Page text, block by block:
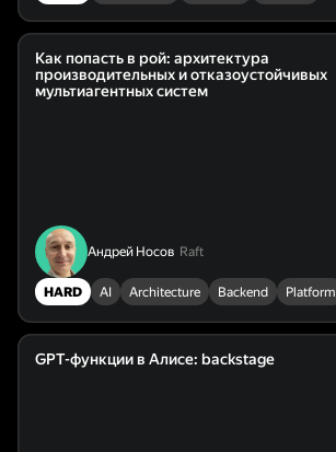
Как попасть в рой: архитектура
производительных и отказоустойчивых
мультиагентных систем
Андрей Носов Raft
HARD AI Architecture Backend Platform
GPT-функции в Алисе: backstage